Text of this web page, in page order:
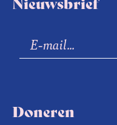
Doneren